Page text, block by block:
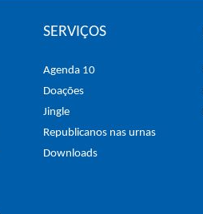
SERVIÇOS
Agenda 10
Doações
Jingle
Republicanos nas urnas
Downloads